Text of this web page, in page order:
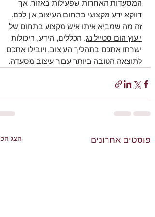
המסעדות האחרות שפעילות באזור. אך
דווקא ידע מקצועי בתחום העיצוב אין לכם.
זה מה שמביא איתו איש מקצוע בתחום של
ייעוץ הום סטיילינג. הכללים, הידע, היכולות
ישרתו אתכם בתהליך העיצוב, ויובילו אתכם
לתוצאה הטובה ביותר עבור עיצוב מסעדה.
פוסטים אחרונים הצג